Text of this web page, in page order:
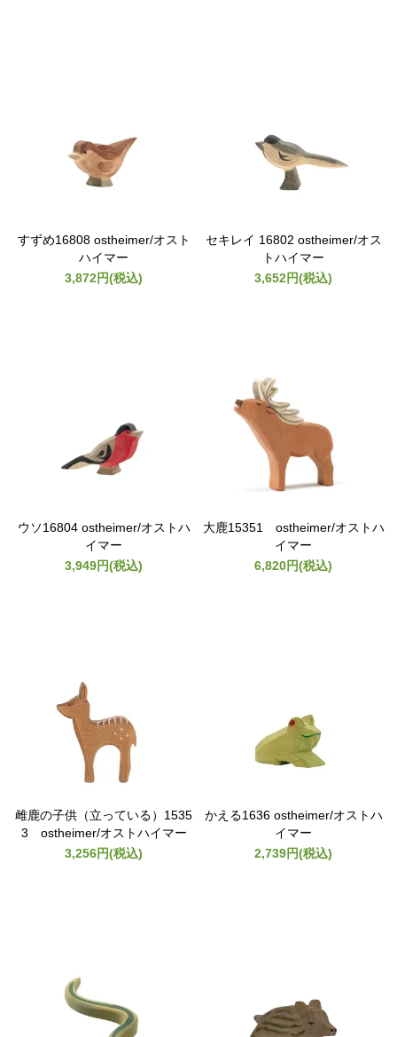
すずめ16808 ostheimer/オスト
ハイマー
3,872円(税込)
セキレイ 16802 ostheimer/オス
トハイマー
3,652円(税込)
ウソ16804 ostheimer/オストハ
イマー
3,949円(税込)
大鹿15351 ostheimer/オストハ
イマー
6,820円(税込)
雌鹿の子供（立っている）1535
3 ostheimer/オストハイマー
3,256円(税込)
かえる1636 ostheimer/オストハ
イマー
2,739円(税込)